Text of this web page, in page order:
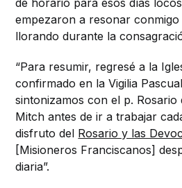
de horario para esos días
empezaron a resonar
llorando durante la
“Para resumir, regresé a la
confirmado en la Vigilia
sintonizamos con el p. Rosario
Mitch antes de ir a trabajar
disfruto del Rosario y las
[Misioneros Franciscanos]
diaria”.